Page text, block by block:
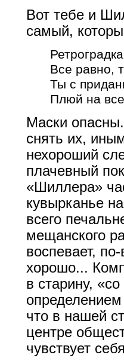
Вот тебе и
самый,
Все равно,
Ты с
Плюй на
Маски
снять их,
нехороший
плачевный
«Шиллера»
кувырканье
всего
мещанского
воспевает,
хорошо...
в старину,
что в нашей
центре
чувствует